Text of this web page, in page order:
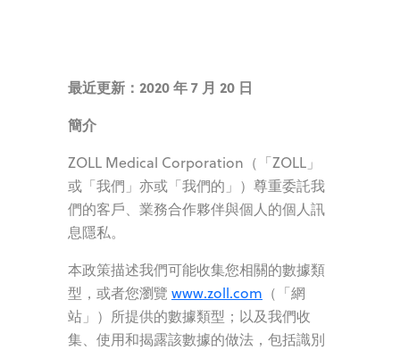
最近更新：2020 年 7 月 20 日
簡介
ZOLL Medical Corporation（「ZOLL」
或「我們」亦或「我們的」）尊重委託我
們的客戶、業務合作夥伴與個人的個人訊
息隱私。
本政策描述我們可能收集您相關的數據類
型，或者您瀏覽 www.zoll.com （「網
站」）所提供的數據類型；以及我們收
集、使用和揭露該數據的做法，包括識別